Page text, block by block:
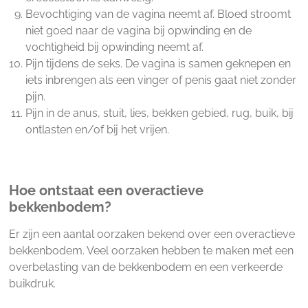
Bevochtiging van de vagina neemt af. Bloed stroomt
niet goed naar de vagina bij opwinding en de
vochtigheid bij opwinding neemt af.
Pijn tijdens de seks. De vagina is samen geknepen en
iets inbrengen als een vinger of penis gaat niet zonder
pijn.
Pijn in de anus, stuit, lies, bekken gebied, rug, buik, bij
ontlasten en/of bij het vrijen.
Hoe ontstaat een overactieve
bekkenbodem?
Er zijn een aantal oorzaken bekend over een overactieve
bekkenbodem. Veel oorzaken hebben te maken met een
overbelasting van de bekkenbodem en een verkeerde
buikdruk.